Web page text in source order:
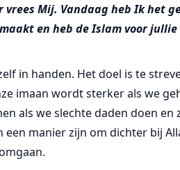
vrees Mij. Vandaag heb Ik het
en heb de Islam voor
in handen. Het doel is te
imaan wordt sterker als we
als we slechte daden doen en
manier zijn om dichter bij